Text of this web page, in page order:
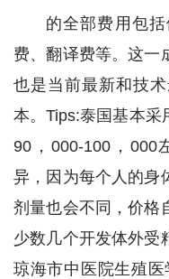
的全部费用包
费、翻译费等。这一
也是当前最新和技
本。Tips:泰国基本采
90，000-100，000
异，因为每个人的身
剂量也会不同，价格
少数几个开发体外受
琼海市中医院生殖